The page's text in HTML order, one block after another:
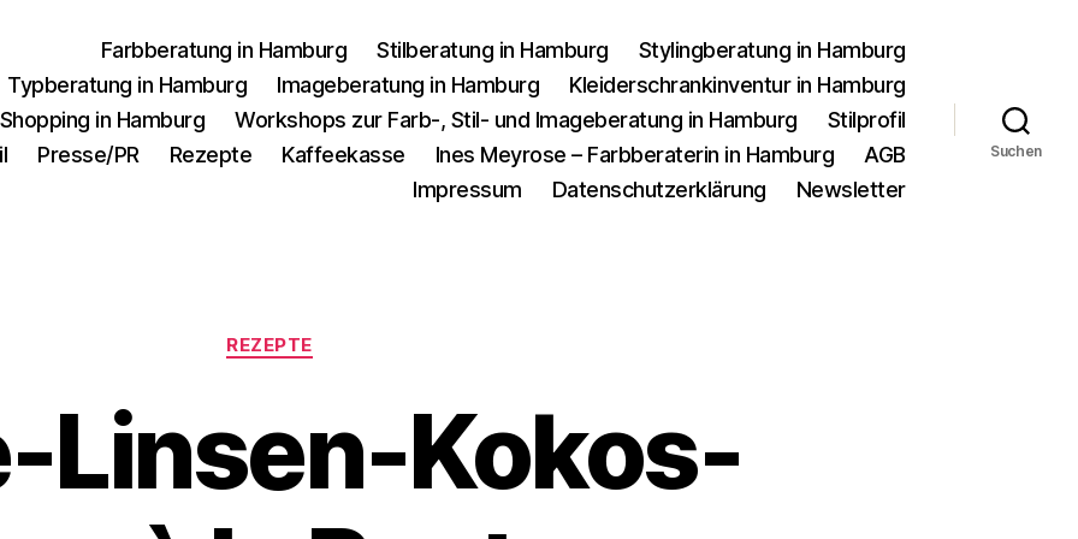
Farbberatung in Hamburg Stilberatung in Hamburg
Stylingberatung in Hamburg
Typberatung in Hamburg
Imageberatung in Hamburg
Kleiderschrankinventur in Hamburg
in Hamburg
Workshops zur Farb-, Stil- und Imageberatung in Hamburg
Stilprofil
Presse/PR Rezepte Kaffeekasse Ines Meyrose – Farbberaterin in Hamburg
AGB
Impressum
Datenschutzerklärung Newsletter
Suchen
Kategorien
REZEPTE
Linsen-Kokos-